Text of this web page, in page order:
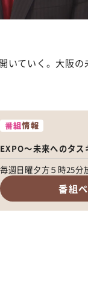
いていく。大阪
番組情報
EXPO～未来へのタス
毎週日曜夕方５時25分
番組